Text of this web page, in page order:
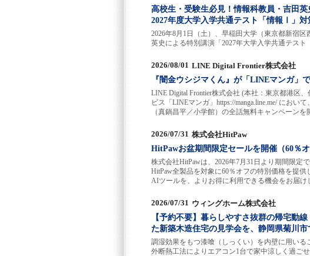
高校生・受験生必見！情報科教員・吉田
2027年度大学入学共通テスト「情報Ⅰ」対
2026年8月1日（土）、早稲田大学（東京都新宿
英史による特別講演「2027年大学入学共通テス
2026/08/01 LINE Digital Frontier株式会社
『闇金ウシジマくん』が「LINEマンガ」
LINE Digital Frontier株式会社 (本社：東京都港区
ビス「LINEマンガ」https://manga.line.me/ におい
（真鍋昌平／小学館）の全話無料キャンペーンを
2026/07/31 株式会社HitPaw
HitPawお盆期間限定セールを開催（60％
株式会社HitPawは、2026年7月31日より期間限定
HitPaw全製品を対象に60％オフの特別価格を提
AIツールを、よりお得に利用できる機会をお届け
2026/07/31 ウィングホーム株式会社
【予約不要】暮らしやすさ抜群の帰宅動
た新築木造住宅の見学会を、静岡県菊川市
調湿効果をもつ漆喰（しっくい）を内壁に用い
外断熱工法によりエアコン1台で家中涼しく過ご